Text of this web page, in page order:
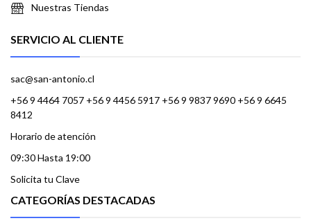
Nuestras Tiendas
SERVICIO AL CLIENTE
sac@san-antonio.cl
+56 9 4464 7057 +56 9 4456 5917 +56 9 9837 9690 +56 9 6645
8412
Horario de atención
09:30 Hasta 19:00
Solicita tu Clave
CATEGORÍAS DESTACADAS